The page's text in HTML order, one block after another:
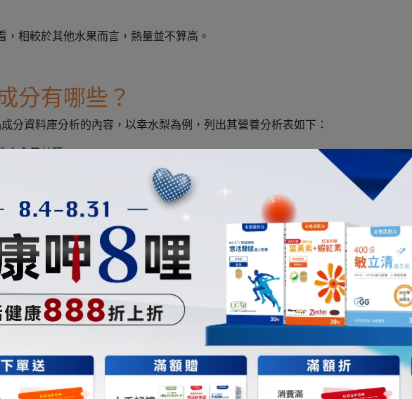
，相較於其他水果而言，熱量並不算高。
分有哪些？
分資料庫分析的內容，以幸水梨為例，列出其營養分析表如下：
之含量計算
碳水化合物(g) 糖(g)
鉀(mg)
9.0 1.2
107
的營養素項目，並非水梨的營養素只有這些。
物一樣，幾乎各種營養素皆涵蓋，只不過量的多寡有所差異。
3 項營養素：
公克的幸水梨來看，有 90 公克為水分。適逢盛夏時，很適合做為補充水分的水